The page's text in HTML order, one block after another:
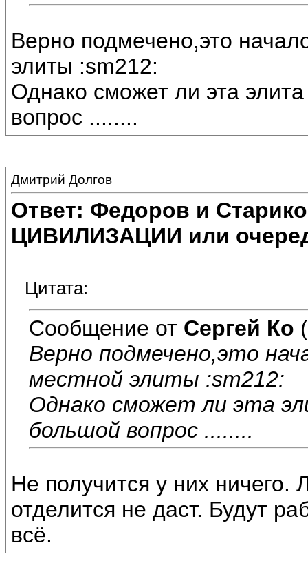
Верно подмечено,это
элиты :sm212:
Однако сможет ли эта
вопрос ........
Дмитрий Долгов
Ответ: Федоров и
ЦИВИЛИЗАЦИИ или
Цитата:
Сообщение от Сергей Ко
Верно подмечено,это
местной элиты :sm212:
Однако сможет ли эта
большой вопрос ........
Не получится у них ничего.
отделится не даст. Будут
всё.